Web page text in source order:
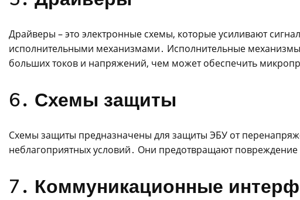
Драйверы – это электронные схемы, которые усиливают
исполнительными механизмами․ Исполнительные
больших токов и напряжений, чем может обеспечить
6․ Схемы защиты
Схемы защиты предназначены для защиты ЭБУ от
неблагоприятных условий․ Они предотвращают
7․ Коммуникационные